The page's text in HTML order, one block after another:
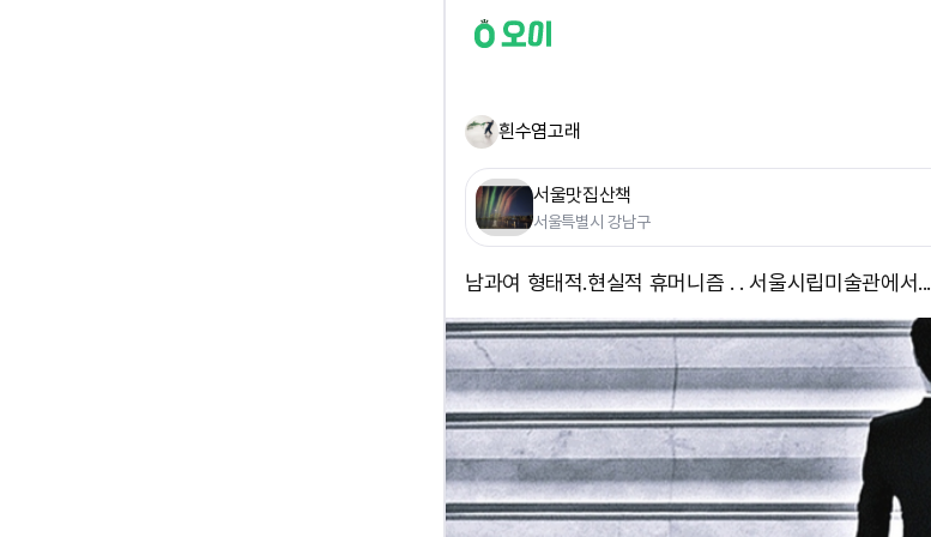
흰수염고래
서울맛집산책
서울특별시 강남구
남과여 형태적.현실적 휴머니즘 . . 서울시립미술관에서...